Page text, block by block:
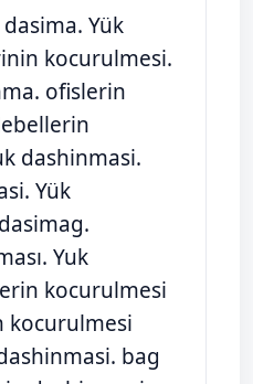
Yük
kocurulmesi.
ofislerin
dashinmasi.
Yük
Yuk
kocurulmesi
kocurulmesi
bag